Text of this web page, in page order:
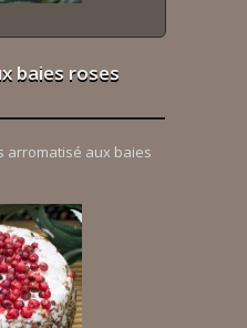
baies roses
arromatisé aux baies